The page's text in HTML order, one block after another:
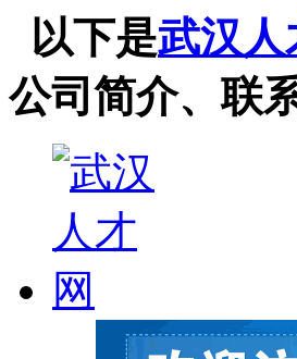
以下是武汉人
公司简介、联